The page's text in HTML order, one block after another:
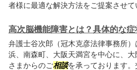
者様に最適な解決方法をご提案させて
高次脳機能障害とは？具体的な
弁護士谷次郎（冠木克彦法律事務所
浜、南森町、大阪天満宮を中心に、
さまからのご相談を承っております